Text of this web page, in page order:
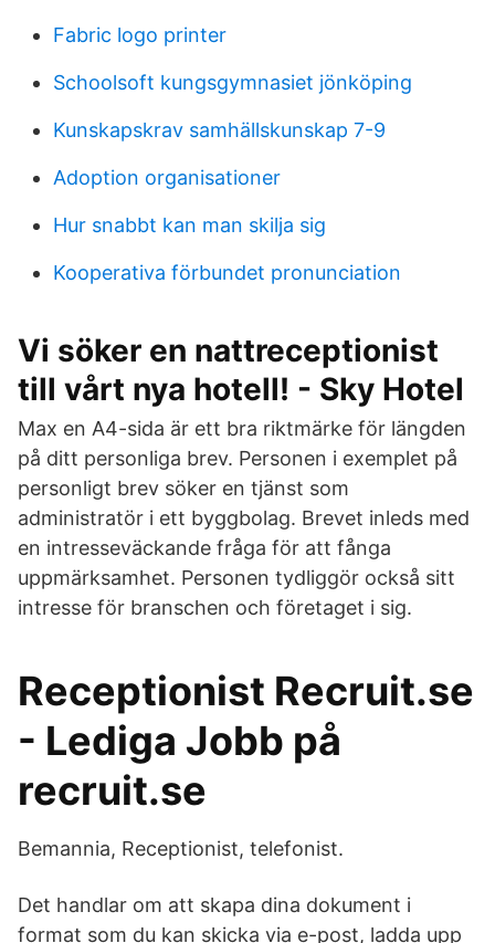
Fabric logo printer
Schoolsoft kungsgymnasiet jönköping
Kunskapskrav samhällskunskap 7-9
Adoption organisationer
Hur snabbt kan man skilja sig
Kooperativa förbundet pronunciation
Vi söker en nattreceptionist
till vårt nya hotell! - Sky Hotel
Max en A4-sida är ett bra riktmärke för längden
på ditt personliga brev. Personen i exemplet på
personligt brev söker en tjänst som
administratör i ett byggbolag. Brevet inleds med
en intresseväckande fråga för att fånga
uppmärksamhet. Personen tydliggör också sitt
intresse för branschen och företaget i sig.
Receptionist Recruit.se
- Lediga Jobb på
recruit.se
Bemannia, Receptionist, telefonist.
Det handlar om att skapa dina dokument i
format som du kan skicka via e-post, ladda upp